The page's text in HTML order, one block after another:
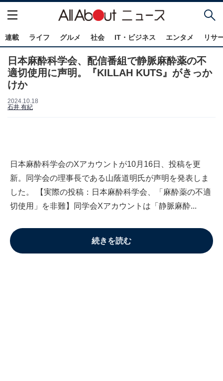
連載 ライフ グルメ 社会 IT・ビジネス エンタメ リサ
日本麻酔科学会、配信番組で静脈麻酔薬の不
適切使用に声明。『KILLAH KUTS』がきっか
けか
2024.10.18
石井 有紀
日本麻酔科学会のXアカウントが10月16日、投稿を更
新。同学会の理事長である山蔭道明氏が声明を発表しま
した。 【実際の投稿：日本麻酔科学会、「麻酔薬の不適
切使用」を非難】同学会Xアカウントは「静脈麻酔...
続きを読む